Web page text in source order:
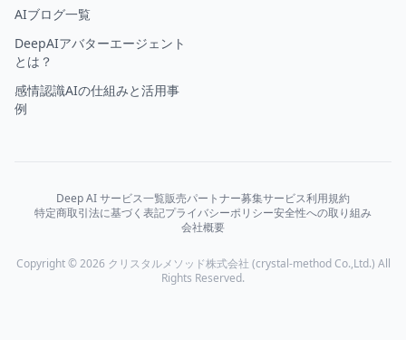
AIブログ一覧
DeepAIアバターエージェント
とは？
感情認識AIの仕組みと活用事
例
Deep AI サービス一覧販売パートナー募集サービス利用規約
特定商取引法に基づく表記プライバシーポリシー安全性への取り組み
会社概要
Copyright © 2026 クリスタルメソッド株式会社 (crystal-method Co.,Ltd.) All
Rights Reserved.